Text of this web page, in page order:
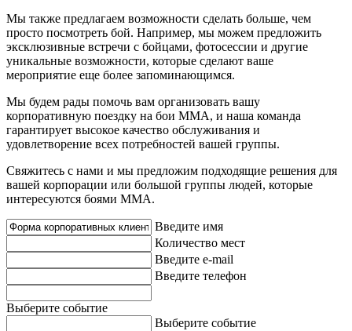
Мы также предлагаем возможности сделать больше, чем
просто посмотреть бой. Например, мы можем предложить
эксклюзивные встречи с бойцами, фотосессии и другие
уникальные возможности, которые сделают ваше
мероприятие еще более запоминающимся.
Мы будем рады помочь вам организовать вашу
корпоративную поездку на бои ММА, и наша команда
гарантирует высокое качество обслуживания и
удовлетворение всех потребностей вашей группы.
Свяжитесь с нами и мы предложим подходящие решения для
вашей корпорации или большой группы людей, которые
интересуются боями ММА.
Введите имя
Количество мест
Введите e-mail
Введите телефон
Выберите событие
Выберите событие